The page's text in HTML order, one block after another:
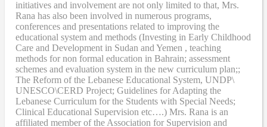
initiatives and involvement are not only limited to that, Mrs.
Rana has also been involved in numerous programs,
conferences and presentations related to improving the
educational system and methods (Investing in Early Childhood
Care and Development in Sudan and Yemen , teaching
methods for non formal education in Bahrain; assessment
schemes and evaluation system in the new curriculum plan;;
The Reform of the Lebanese Educational System, UNDP\
UNESCO\CERD Project; Guidelines for Adapting the
Lebanese Curriculum for the Students with Special Needs;
Clinical Educational Supervision etc….) Mrs. Rana is an
affiliated member of the Association for Supervision and